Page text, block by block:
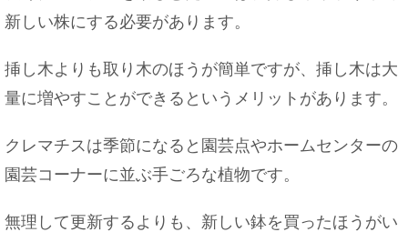
好きな人や彼氏いると嘘をつく『ふり』をする女性
長く乗るコツ
新しい株にする必要があります。
挿し木よりも取り木のほうが簡単ですが、挿し木は大
量に増やすことができるというメリットがあります。
クレマチスは季節になると園芸点やホームセンターの
園芸コーナーに並ぶ手ごろな植物です。
無理して更新するよりも、新しい鉢を買ったほうがい